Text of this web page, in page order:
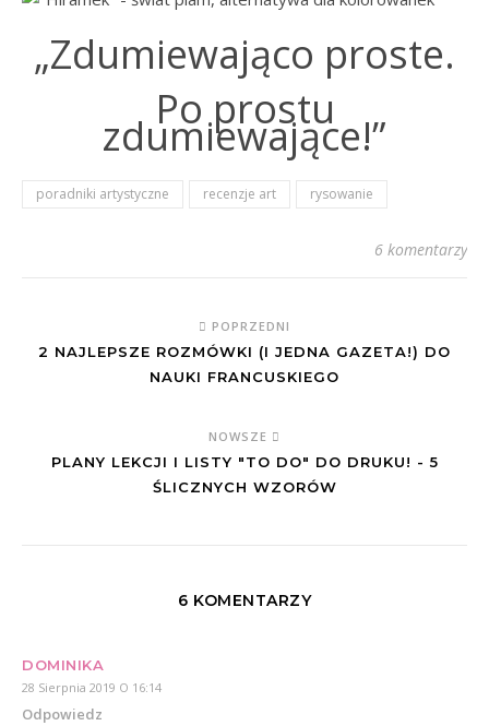
„Zdumiewająco proste.
Po prostu
zdumiewające!”
poradniki artystyczne recenzje art rysowanie
6 komentarzy
POPRZEDNI
2 NAJLEPSZE ROZMÓWKI (I JEDNA GAZETA!) DO
NAUKI FRANCUSKIEGO
NOWSZE
PLANY LEKCJI I LISTY "TO DO" DO DRUKU! - 5
ŚLICZNYCH WZORÓW
6 KOMENTARZY
DOMINIKA
28 Sierpnia 2019 O 16:14
Odpowiedz